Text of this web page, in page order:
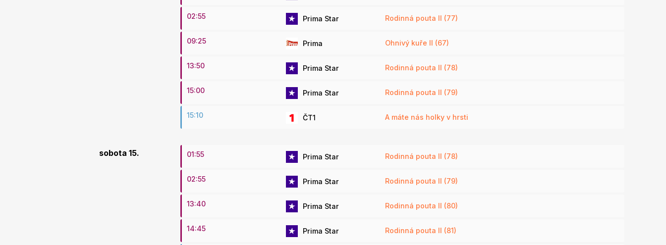
02:55 Prima Star Rodinná pouta II (77)
09:25 Prima Ohnivý kuře II (67)
13:50 Prima Star Rodinná pouta II (78)
15:00 Prima Star Rodinná pouta II (79)
15:10 ČT1 A máte nás holky v hrsti
sobota 15. 01:55 Prima Star Rodinná pouta II (78)
02:55 Prima Star Rodinná pouta II (79)
13:40 Prima Star Rodinná pouta II (80)
14:45 Prima Star Rodinná pouta II (81)